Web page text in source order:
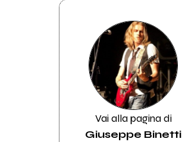
Vai alla pagina di
Giuseppe Binetti